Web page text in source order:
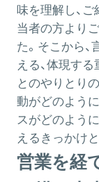
味を理解し、
当者の方より
た。そこから
える、体現す
とのやりとり
動がどのよう
スがどのよう
えるきっかけ
営業を経